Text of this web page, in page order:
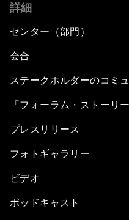
詳細
センター（部門）
会合
ステークホルダーのコミ
「フォーラム・ストーリー
プレスリリース
フォトギャラリー
ビデオ
ポッドキャスト